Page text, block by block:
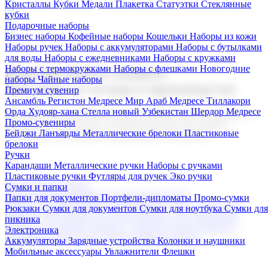
Kристаллы Кубки Медали Плакетка Статуэтки Стеклянные
кубки
Подарочные наборы
Бизнес наборы Кофейные наборы Кошельки Наборы из кожи
Наборы ручек Наборы с аккумуляторами Наборы с бутылками
для воды Наборы с ежедневниками Наборы с кружками
Наборы с термокружками Наборы с флешками Новогодние
наборы Чайные наборы
Премиум сувенир
Ансамбль Регистон Медресе Мир Араб Медресе Тиллакори
Орда Худояр-хана Стелла новый Узбекистан Шердор Медресе
Промо-сувениры
Бейджи Ланъярды Металлические брелоки Пластиковые
брелоки
Ручки
Карандаши Металлические ручки Наборы с ручками
Пластиковые ручки Футляры для ручек Эко ручки
Сумки и папки
Папки для документов Портфели-дипломаты Промо-сумки
Рюкзаки Сумки для документов Сумки для ноутбука Сумки для
пикника
Электроника
Аккумуляторы Зарядные устройства Колонки и наушники
Мобильные аксессуары Увлажнители Флешки
Корпоративные подарки
Поставка со склада и производство
Мы предлагаем широкий выбор корпоративных подарков и
сувениров с логотипом. В нашем каталоге вы найдете
продукцию для бизнеса, мероприятия и клиентов.
Подарочные наборы
Бизнес наборыКофейные наборы Кошельки
Наборы из кожиНаборы ручекНаборы с аккумуляторами
Наборы с бутылками для воды
Наборы с ежедневниками
Наборы с кружками
флешкамиНовогодние наборыЧайные наборы